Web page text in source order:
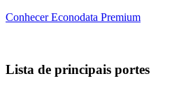
Conhecer Econodata Premium
Lista de principais portes